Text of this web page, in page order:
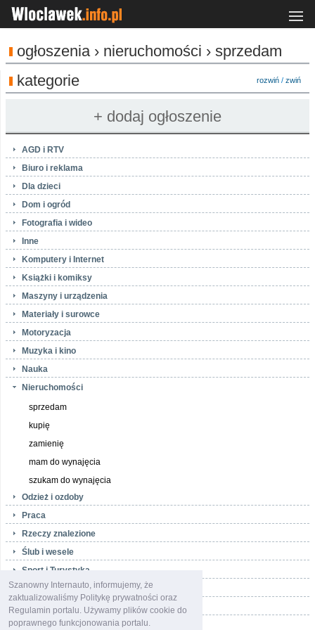
Szanowny Internauto, informujemy, że
zaktualizowaliśmy Politykę prywatności oraz
Regulamin portalu. Używamy plików cookie do
poprawnego funkcjonowania portalu.
ogłoszenia › nieruchomości › sprzedam
kategorie
rozwiń / zwiń
AGD i RTV
Biuro i reklama
Dla dzieci
Dom i ogród
Fotografia i wideo
Inne
Komputery i Internet
Książki i komiksy
Maszyny i urządzenia
Materiały i surowce
Motoryzacja
Muzyka i kino
Nauka
Nieruchomości
sprzedam
kupię
zamienię
mam do wynajęcia
szukam do wynajęcia
Odzież i ozdoby
Praca
Rzeczy znalezione
Ślub i wesele
Sport i Turystyka
Telefony i akcesoria
Towarzyskie
Usługi